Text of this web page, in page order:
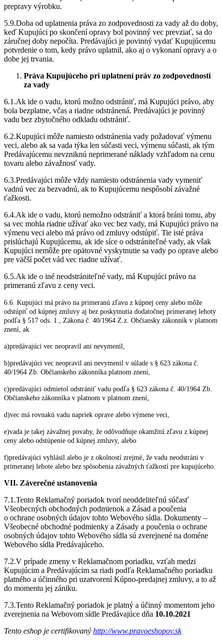
prepravy výrobku.
5.9.Doba od uplatnenia práva zo zodpovednosti za vady až do doby,
keď Kupujúci po skončení opravy bol povinný vec prevziať, sa do
záručnej doby nepočíta. Predávajúci je povinný vydať Kupujúcemu
potvrdenie o tom, kedy právo uplatnil, ako aj o vykonaní opravy a o
dobe jej trvania.
Práva Kupujúceho pri uplatnení práv zo zodpovednosti
za vady
6.1.Ak ide o vadu, ktorú možno odstrániť, má Kupujúci právo, aby
bola bezplatne, včas a riadne odstránená. Predávajúci je povinný
vadu bez zbytočného odkladu odstrániť.
6.2.Kupujúci môže namiesto odstránenia vady požadovať výmenu
veci, alebo ak sa vada týka len súčasti veci, výmenu súčasti, ak tým
Predávajúcemu nevzniknú neprimerané náklady vzhľadom na cenu
tovaru alebo závažnosť vady.
6.3.Predávajúci môže vždy namiesto odstránenia vady vymeniť
vadnú vec za bezvadnú, ak to Kupujúcemu nespôsobí závažné
ťažkosti.
6.4.Ak ide o vadu, ktorú nemožno odstrániť a ktorá bráni tomu, aby
sa vec mohla riadne užívať ako vec bez vady, má Kupujúci právo na
výmenu veci alebo má právo od zmluvy odstúpiť. Tie isté práva
prislúchajú Kupujúcemu, ak ide síce o odstrániteľné vady, ak však
Kupujúci nemôže pre opätovné vyskytnutie sa vady po oprave alebo
pre väčší počet vád vec riadne užívať.
6.5.Ak ide o iné neodstrániteľné vady, má Kupujúci právo na
primeranú zľavu z ceny veci.
6.6. Kupujúci má právo na primeranú zľavu z kúpnej ceny alebo môže
odstúpiť od kúpnej zmluvy aj bez poskytnutia dodatočnej primeranej lehoty
podľa § 517 ods. 1., Zákona č. 40/1964 Z.z. Občiansky zákonník v platnom
znení, ak
a)predávajúci vec neopravil ani nevymenil,
b)predávajúci vec neopravil ani nevymenil v súlade s § 623 zákona č.
40/1964 Zb. Občianskeho zákonníka platnom znení,
c)predávajúci odmietol odstrániť vadu podľa § 623 zákona č. 40/1964 Zb.
Občianskeho zákonníka v platnom v platnom znení,
d)vec má rovnakú vadu napriek oprave alebo výmene veci,
e)vada je takej závažnej povahy, že odôvodňuje okamžitú zľavu z kúpnej
ceny alebo odstúpenie od kúpnej zmluvy, alebo
f)predávajúci vyhlásil alebo je z okolností zrejmé, že vadu neodstráni v
primeranej lehote alebo bez spôsobenia závažných ťažkostí pre kupujúceho.
VII. Záverečné ustanovenia
7.1.Tento Reklamačný poriadok tvorí neoddeliteľnú súčasť
Všeobecných obchodných podmienok a Zásad a poučenia
o ochrane osobných údajov tohto Webového sídla. Dokumenty –
Všeobecné obchodné podmienky a Zásady a poučenia o ochrane
osobných údajov tohto Webového sídla sú zverejnené na doméne
Webového sídla Predávajúceho.
7.2.V prípade zmeny v Reklamačnom poriadku, vzťah medzi
Kupujúcim a Predávajúcim sa riadi podľa Reklamačného poriadku
platného a účinného pri uzatvorení Kúpno-predajnej zmluvy, a to až
do momentu jej zániku.
7.3.Tento Reklamačný poriadok je platný a účinný momentom jeho
zverejnenia na Webovom sídle Predávajúce dňa 10.10.2021
Tento eshop je certifikovaný http://www.pravoeshopov.sk